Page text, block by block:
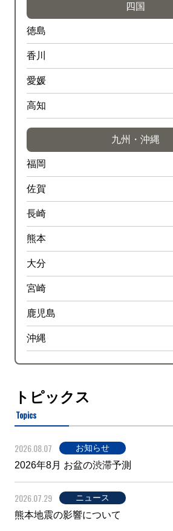
四国
徳島
香川
愛媛
高知
九州・沖縄
福岡
佐賀
長崎
熊本
大分
宮崎
鹿児島
沖縄
トピックス
Topics
2026.08.07 お知らせ
2026年8月 お盆の渋滞予測
2026.07.29 ニュース
熊本地震の影響について